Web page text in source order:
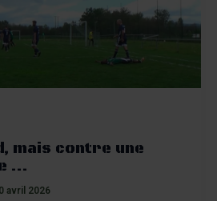
mais contre une
…
avril 2026